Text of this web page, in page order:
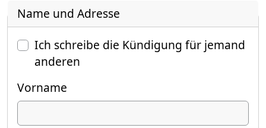
Name und Adresse
Ich schreibe die Kündigung für jemand
anderen
Vorname